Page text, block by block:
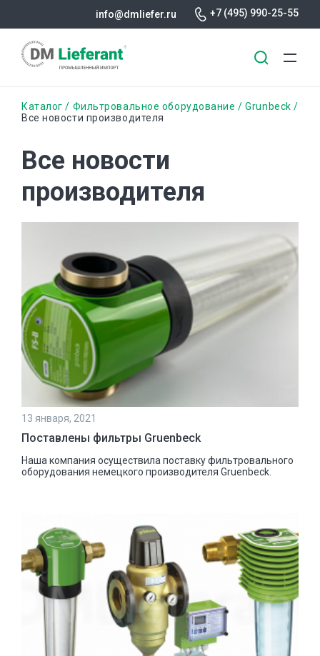
содержанию
info@dmliefer.ru +7 (495) 990-25-55
Строка
Каталог Фильтровальное оборудование
Grunbeck
Все новости производителя
Все новости
производителя
13 января, 2021
Поставлены фильтры Gruenbeck
Наша компания осуществила поставку фильтровального
оборудования немецкого производителя Gruenbeck.